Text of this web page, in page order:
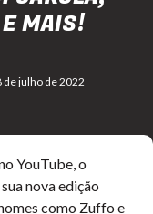
E MAIS!
de julho de 2022
YouTube, o
nova edição
como Zuffo e